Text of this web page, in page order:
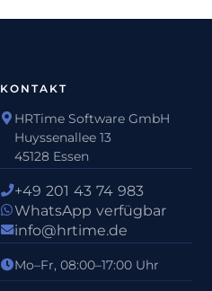
KONTAKT
HRTime Software GmbH
Huyssenallee 13
45128 Essen
+49 201 43 74 983
WhatsApp verfügbar
info@hrtime.de
Mo–Fr, 08:00–17:00 Uhr